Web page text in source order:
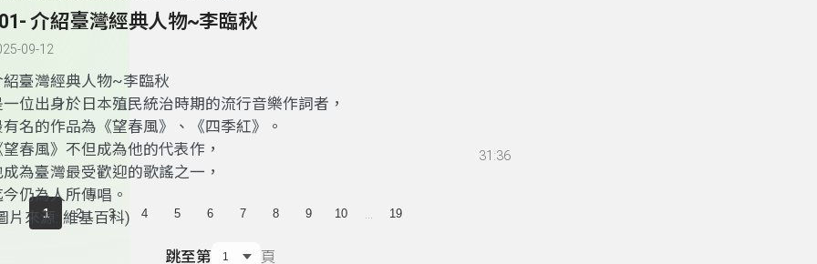
介紹臺灣經典人物~李臨秋
09-12
紹臺灣經典人物~李臨秋
一位出身於日本殖民統治時期的流行音樂作詞者，
有名的作品為《望春風》、《四季紅》。
望春風》不但成為他的代表作，
成為臺灣最受歡迎的歌謠之一，
仍為人所傳唱。
片來源: 維基百科)
31:36
1 2 3 4 5 6 7 8 9 10 19
跳至第 頁